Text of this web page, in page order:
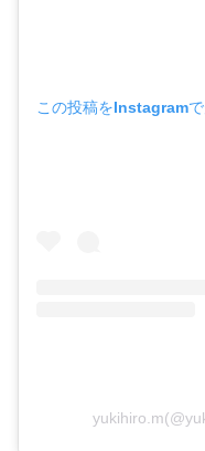
この投稿をInstagramで